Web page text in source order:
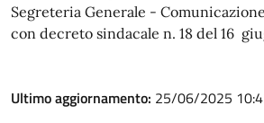
Segreteria Generale -
con decreto sindacale n. 18 del 16
Ultimo aggiornamento: 25/06/2025